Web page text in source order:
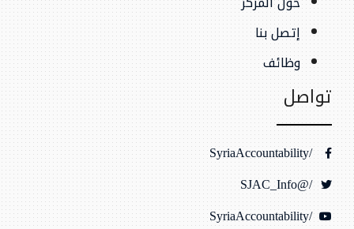
إتصل بنا
وظائف
تواصل
/SyriaAccountability
/@SJAC_Info
/SyriaAccountability